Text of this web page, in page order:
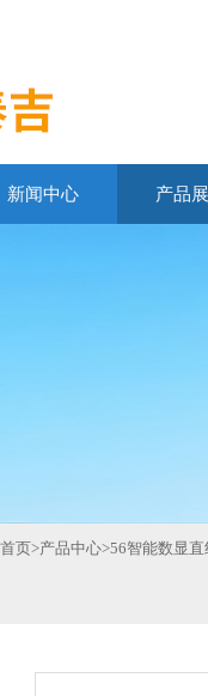
新闻中心 产品
首页>产品中心>56智能数显